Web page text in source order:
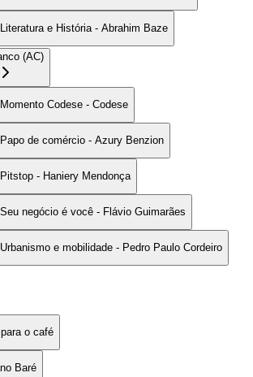
Literatura e História - Abrahim Baze
(AC)
Momento Codese - Codese
Papo de comércio - Azury Benzion
Pitstop - Haniery Mendonça
Seu negócio é você - Flávio Guimarães
Urbanismo e mobilidade - Pedro Paulo Cordeiro
o café
Baré